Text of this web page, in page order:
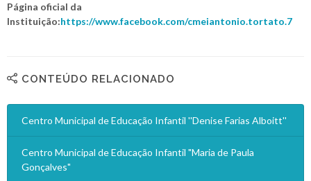
Página oficial da
Instituição:https://www.facebook.com/cmeiantonio.tortato.7
CONTEÚDO RELACIONADO
Centro Municipal de Educação Infantil ''Denise Farias Alboitt''
Centro Municipal de Educação Infantil "Maria de Paula
Gonçalves"